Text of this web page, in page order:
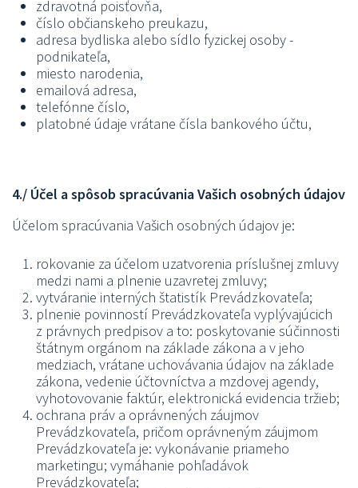
zdravotná poisťovňa,
číslo občianskeho preukazu,
adresa bydliska alebo sídlo fyzickej osoby -
podnikateľa,
miesto narodenia,
emailová adresa,
telefónne číslo,
platobné údaje vrátane čísla bankového účtu,
4./ Účel a spôsob spracúvania Vašich osobných údajov
Účelom spracúvania Vašich osobných údajov je:
rokovanie za účelom uzatvorenia príslušnej zmluvy
medzi nami a plnenie uzavretej zmluvy;
vytváranie interných štatistík Prevádzkovateľa;
plnenie povinností Prevádzkovateľa vyplývajúcich
z právnych predpisov a to: poskytovanie súčinnosti
štátnym orgánom na základe zákona a v jeho
medziach, vrátane uchovávania údajov na základe
zákona, vedenie účtovníctva a mzdovej agendy,
vyhotovovanie faktúr, elektronická evidencia tržieb;
ochrana práv a oprávnených záujmov
Prevádzkovateľa, pričom oprávneným záujmom
Prevádzkovateľa je: vykonávanie priameho
marketingu; vymáhanie pohľadávok
Prevádzkovateľa;